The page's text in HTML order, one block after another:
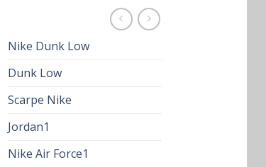
Nike Dunk Low
Dunk Low
Scarpe Nike
Jordan1
Nike Air Force1